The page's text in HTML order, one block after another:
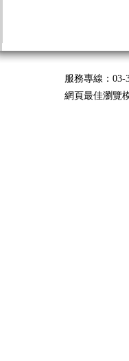
服務專線：
網頁最佳瀏覽